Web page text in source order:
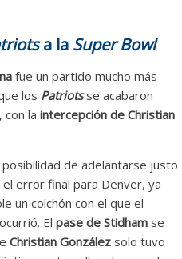
a la Super Bowl
fue un partido mucho más
los Patriots se acabaron
la intercepción de Christian
de adelantarse justo
el error final para Denver, ya
un colchón con el que el
El pase de Stidham se
Christian González solo tuvo